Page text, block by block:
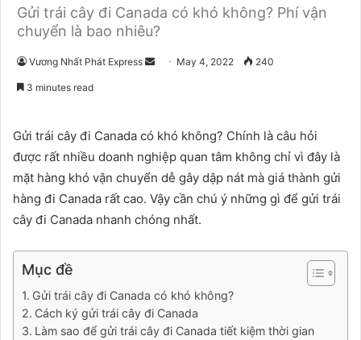
Gửi trái cây đi Canada có khó không? Phí vận
chuyển là bao nhiêu?
Vương Nhất Phát Express
Send May 4, 2022 240
3 minutes read
Gửi trái cây đi Canada có khó không? Chính là câu hỏi
được rất nhiều doanh nghiệp quan tâm không chỉ vì đây là
mặt hàng khó vận chuyển dễ gây dập nát mà giá thành gửi
hàng đi Canada rất cao. Vậy cần chú ý những gì để gửi trái
cây đi Canada nhanh chóng nhất.
Mục đề
Gửi trái cây đi Canada có khó không?
Cách ký gửi trái cây đi Canada
Làm sao để gửi trái cây đi Canada tiết kiệm thời gian